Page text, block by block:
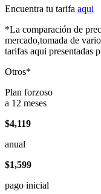
Encuentra tu tarifa aqui
*La comparación de
mercado,tomada de
tarifas aqui presentadas
Otros*
Plan forzoso
a 12 meses
$4,119
anual
$1,599
pago inicial